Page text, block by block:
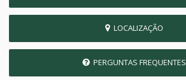
LOCALIZAÇÃO
PERGUNTAS FREQUENTES